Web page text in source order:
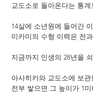
교도소로 돌아온다는 통
14살에 소년원에 들어간
미카미의 수형 이력은 전
지금까지 인생의 28년을
아사히카와 교도소에 보
전부 쌓으면 그 높이가 1